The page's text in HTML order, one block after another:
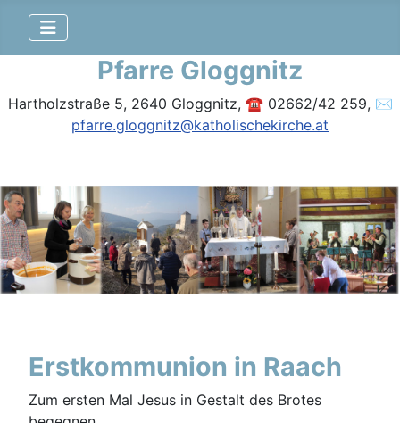
Pfarre Gloggnitz
Hartholzstraße 5, 2640 Gloggnitz, ☎ 02662/42 259, ✉
pfarre.gloggnitz@katholischekirche.at
Erstkommunion in Raach
Zum ersten Mal Jesus in Gestalt des Brotes